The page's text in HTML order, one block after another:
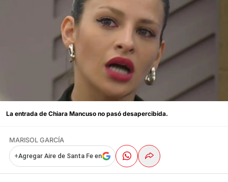
La entrada de Chiara Mancuso no pasó desapercibida.
MARISOL GARCÍA
+Agregar Aire de Santa Fe en